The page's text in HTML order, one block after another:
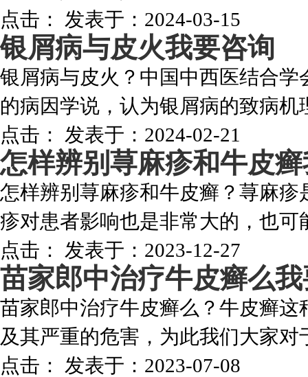
点击：
发表于：2024-03-15
银屑病与皮火我要咨询
银屑病与皮火？中国中西医结合
的病因学说，认为银屑病的致病机
点击：
发表于：2024-02-21
怎样辨别荨麻疹和牛皮癣
怎样辨别荨麻疹和牛皮癣？荨麻
疹对患者影响也是非常大的，也可
点击：
发表于：2023-12-27
苗家郎中治疗牛皮癣么
苗家郎中治疗牛皮癣么？牛皮癣
及其严重的危害，为此我们大家
点击：
发表于：2023-07-08